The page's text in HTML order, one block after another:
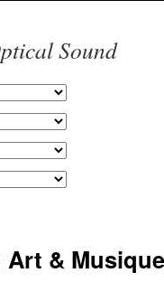
Sound
Art & Musique